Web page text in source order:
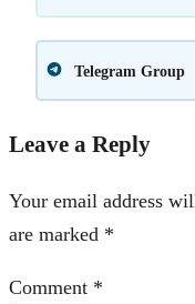
Telegram Group
Leave a Reply
Your email address
are marked *
Comment *